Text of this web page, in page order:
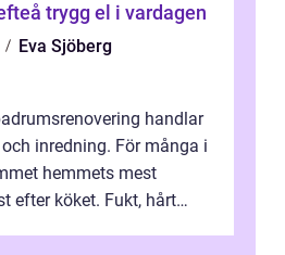
Elservice skellefteå trygg el i vardagen
Eva Sjöberg
handlar
inredning. För många i
hemmets mest
efter köket. Fukt, hårt